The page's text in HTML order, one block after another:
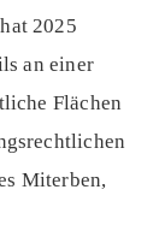
2025
an einer
Flächen
Miterben,